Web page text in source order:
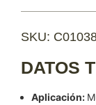
SKU:
DATOS
Aplicación: